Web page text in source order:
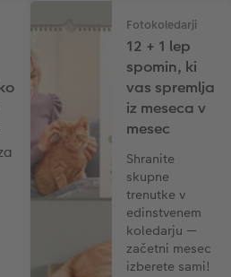
Fotokoledarji
12 + 1 lep
spomin, ki
vas spremlja
iz meseca v
mesec
Shranite
skupne
trenutke v
edinstvenem
koledarju —
začetni mesec
izberete sami!